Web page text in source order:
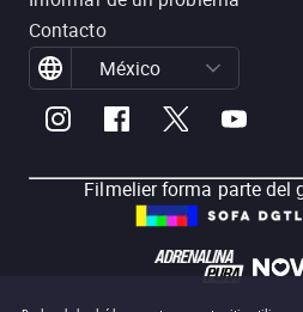
Contacto
México
Filmelier forma parte del